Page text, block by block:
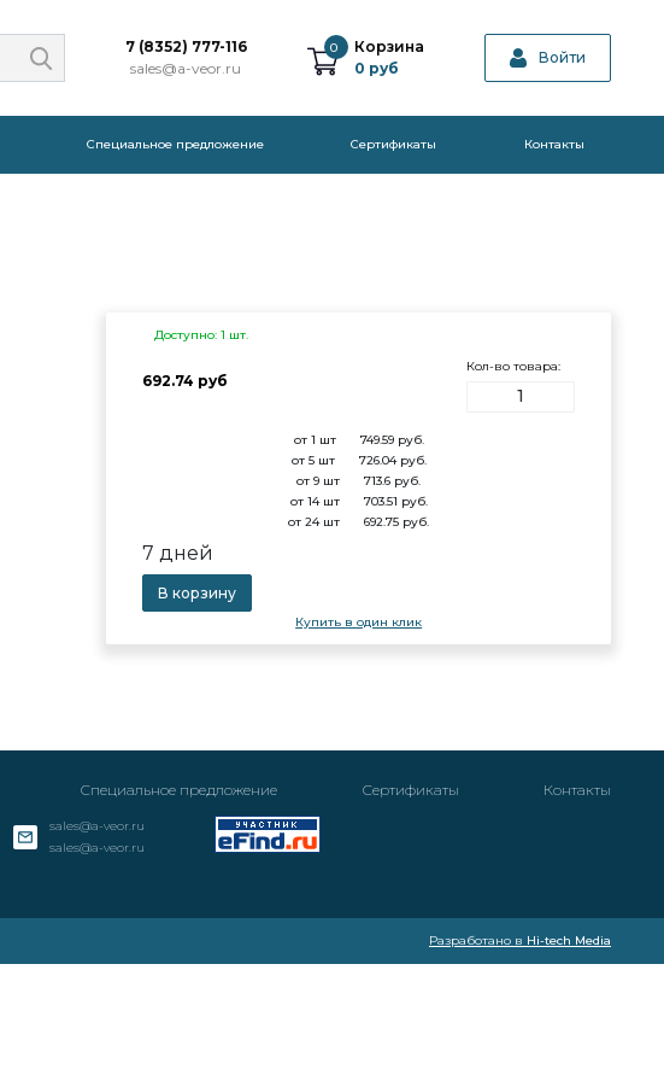
7 (8352) 777-116
sales@a-veor.ru
0
Корзина
0 руб
Войти
Специальное предложение Cертификаты Контакты
Доступно: 1 шт.
692.74 руб
Кол-во товара:
от 1 шт 749.59руб.
от 5 шт
726.04руб.
от 9 шт
713.6 руб.
от 14 шт
703.51 руб.
от 24 шт
692.75 руб.
7 дней
В корзину
Купить в один клик
Специальное предложение Cертификаты Контакты
sales@a-veor.ru
sales@a-veor.ru
Разработано в Hi-tech Media